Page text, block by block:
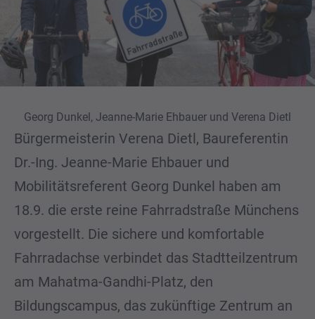
Georg Dunkel, Jeanne-Marie Ehbauer und Verena Dietl
Bürgermeisterin Verena Dietl, Baureferentin
Dr.-Ing. Jeanne-Marie Ehbauer und
Mobilitätsreferent Georg Dunkel haben am
18.9. die erste reine Fahrradstraße Münchens
vorgestellt. Die sichere und komfortable
Fahrradachse verbindet das Stadtteilzentrum
am Mahatma-Gandhi-Platz, den
Bildungscampus, das zukünftige Zentrum an